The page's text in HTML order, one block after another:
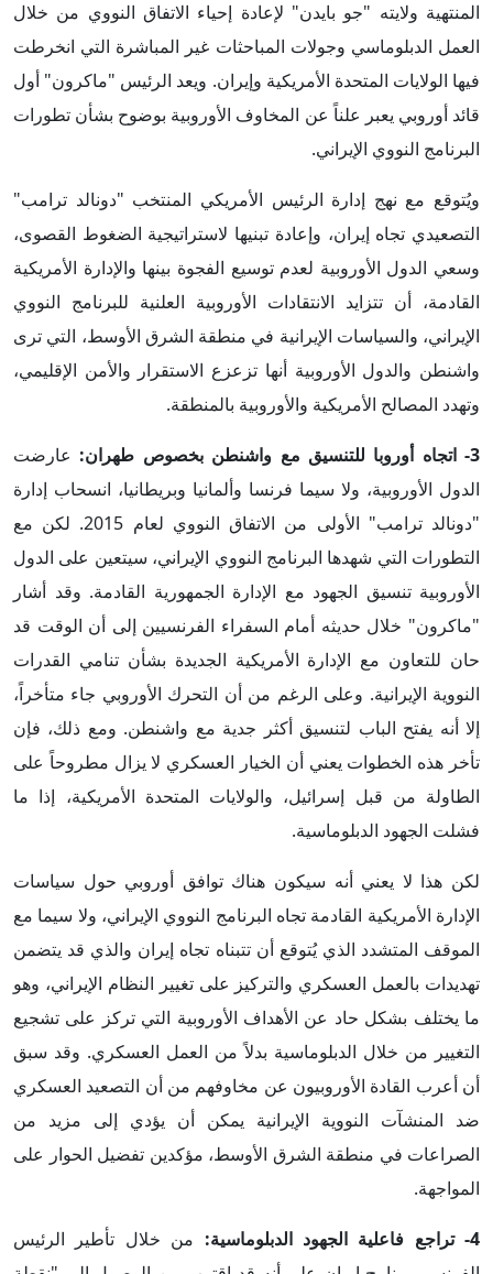
المنتهية ولايته "جو بايدن" لإعادة إحياء الاتفاق النووي من خلال
العمل الدبلوماسي وجولات المباحثات غير المباشرة التي انخرطت
فيها الولايات المتحدة الأمريكية وإيران. ويعد الرئيس "ماكرون" أول
قائد أوروبي يعبر علناً عن المخاوف الأوروبية بوضوح بشأن تطورات
البرنامج النووي الإيراني.
ويُتوقع مع نهج إدارة الرئيس الأمريكي المنتخب "دونالد ترامب"
التصعيدي تجاه إيران، وإعادة تبنيها لاستراتيجية الضغوط القصوى،
وسعي الدول الأوروبية لعدم توسيع الفجوة بينها والإدارة الأمريكية
القادمة، أن تتزايد الانتقادات الأوروبية العلنية للبرنامج النووي
الإيراني، والسياسات الإيرانية في منطقة الشرق الأوسط، التي ترى
واشنطن والدول الأوروبية أنها تزعزع الاستقرار والأمن الإقليمي،
وتهدد المصالح الأمريكية والأوروبية بالمنطقة.
3- اتجاه أوروبا للتنسيق مع واشنطن بخصوص طهران:
عارضت
الدول الأوروبية، ولا سيما فرنسا وألمانيا وبريطانيا، انسحاب إدارة
"دونالد ترامب" الأولى من الاتفاق النووي لعام 2015. لكن مع
التطورات التي شهدها البرنامج النووي الإيراني، سيتعين على الدول
الأوروبية تنسيق الجهود مع الإدارة الجمهورية القادمة. وقد أشار
"ماكرون" خلال حديثه أمام السفراء الفرنسيين إلى أن الوقت قد
حان للتعاون مع الإدارة الأمريكية الجديدة بشأن تنامي القدرات
النووية الإيرانية. وعلى الرغم من أن التحرك الأوروبي جاء متأخراً،
إلا أنه يفتح الباب لتنسيق أكثر جدية مع واشنطن. ومع ذلك، فإن
تأخر هذه الخطوات يعني أن الخيار العسكري لا يزال مطروحاً على
الطاولة من قبل إسرائيل، والولايات المتحدة الأمريكية، إذا ما
فشلت الجهود الدبلوماسية.
لكن هذا لا يعني أنه سيكون هناك توافق أوروبي حول سياسات
الإدارة الأمريكية القادمة تجاه البرنامج النووي الإيراني، ولا سيما مع
الموقف المتشدد الذي يُتوقع أن تتبناه تجاه إيران والذي قد يتضمن
تهديدات بالعمل العسكري والتركيز على تغيير النظام الإيراني، وهو
ما يختلف بشكل حاد عن الأهداف الأوروبية التي تركز على تشجيع
التغيير من خلال الدبلوماسية بدلاً من العمل العسكري. وقد سبق
أن أعرب القادة الأوروبيون عن مخاوفهم من أن التصعيد العسكري
ضد المنشآت النووية الإيرانية يمكن أن يؤدي إلى مزيد من
الصراعات في منطقة الشرق الأوسط، مؤكدين تفضيل الحوار على
المواجهة.
4- تراجع فاعلية الجهود الدبلوماسية:
من خلال تأطير الرئيس